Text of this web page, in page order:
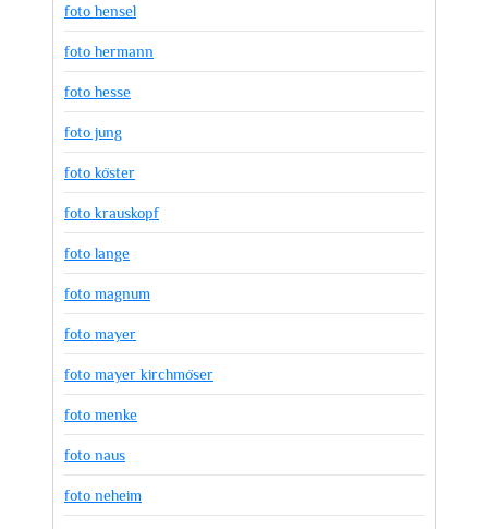
foto hensel
foto hermann
foto hesse
foto jung
foto köster
foto krauskopf
foto lange
foto magnum
foto mayer
foto mayer kirchmöser
foto menke
foto naus
foto neheim